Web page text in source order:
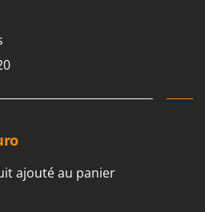
ajouté au panier